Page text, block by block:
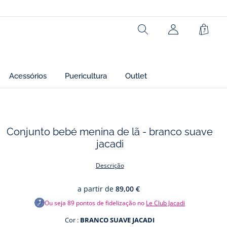
Rechercher Cesto
Acessórios Puericultura Outlet
Conjunto bebé menina de lã - branco suave
jacadi
Descrição
a partir de 89,00 €
Ou seja89 pontos de fidelização no Le Club Jacadi
Cor : BRANCO SUAVE JACADI